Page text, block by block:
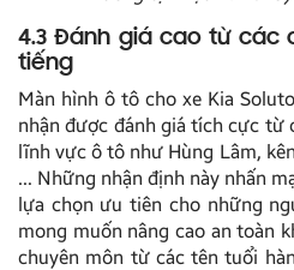
4.3 Đánh giá cao từ các
tiếng
Màn hình ô tô cho xe Kia
nhận được đánh giá tích cực từ
lĩnh vực ô tô như Hùng Lâm,
… Những nhận định này nhấn
lựa chọn ưu tiên cho những
mong muốn nâng cao an toàn
chuyên môn từ các tên tuổi